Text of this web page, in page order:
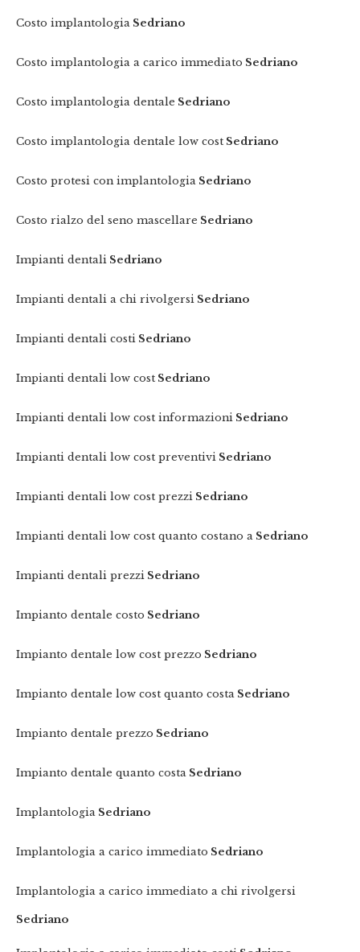
Costo implantologia Sedriano
Costo implantologia a carico immediato Sedriano
Costo implantologia dentale Sedriano
Costo implantologia dentale low cost Sedriano
Costo protesi con implantologia Sedriano
Costo rialzo del seno mascellare Sedriano
Impianti dentali Sedriano
Impianti dentali a chi rivolgersi Sedriano
Impianti dentali costi Sedriano
Impianti dentali low cost Sedriano
Impianti dentali low cost informazioni Sedriano
Impianti dentali low cost preventivi Sedriano
Impianti dentali low cost prezzi Sedriano
Impianti dentali low cost quanto costano a Sedriano
Impianti dentali prezzi Sedriano
Impianto dentale costo Sedriano
Impianto dentale low cost prezzo Sedriano
Impianto dentale low cost quanto costa Sedriano
Impianto dentale prezzo Sedriano
Impianto dentale quanto costa Sedriano
Implantologia Sedriano
Implantologia a carico immediato Sedriano
Implantologia a carico immediato a chi rivolgersi
Sedriano